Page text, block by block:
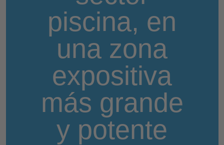
piscina, en
una zona
expositiva
más grande
y potente